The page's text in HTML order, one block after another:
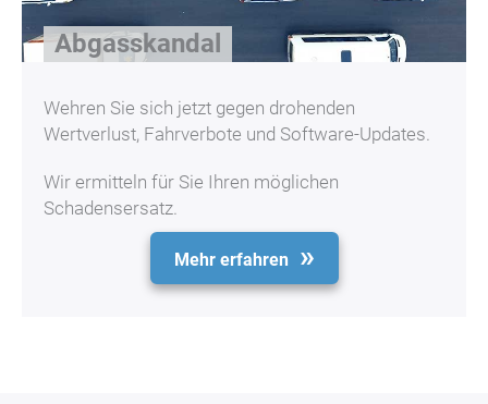
Abgasskandal
Wehren Sie sich jetzt gegen drohenden
Wertverlust, Fahrverbote und Software-Updates.
Wir ermitteln für Sie Ihren möglichen
Schadensersatz.
Mehr erfahren